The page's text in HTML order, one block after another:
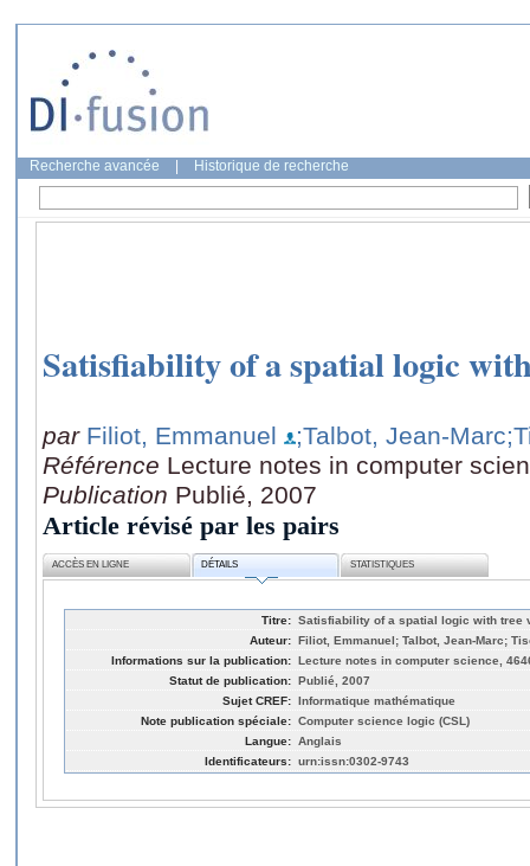
Recherche avancée Historique de recherche
Satisfiability of a spatial logic
par Filiot, Emmanuel ;Talbot, Jean-Marc
Référence Lecture notes in computer
Publication Publié, 2007
Article révisé par les pairs
ACCÈS EN LIGNE DÉTAILS STATISTIQUES
Titre: Satisfiability of a spatial logic with tree
Auteur: Filiot, Emmanuel; Talbot, Jean-Marc;
Informations sur la publication: Lecture notes in computer science,
Statut de publication: Publié, 2007
Sujet CREF: Informatique mathématique
Note publication spéciale: Computer science logic (CSL)
Langue: Anglais
Identificateurs: urn:issn:0302-9743